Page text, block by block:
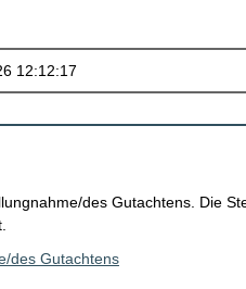
des Gutachtens. Die
des Gutachtens